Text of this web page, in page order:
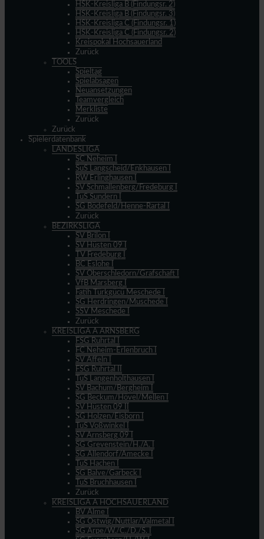
HSK-Kreisliga B (Findungsr. 2)
HSK-Kreisliga B (Findungsr. 3)
HSK-Kreisliga C (Findungsr. 1)
HSK-Kreisliga C (Findungsr. 2)
Kreispokal Hochsauerland
Zurück
TOOLS
Spieltag
Spielabsagen
Neuansetzungen
Teamvergleich
Merkliste
Zurück
Zurück
Spielerdatenbank
LANDESLIGA
SC Neheim I
SuS Langscheid/Enkhausen I
RW Erlinghausen I
SV Schmallenberg/Fredeburg I
TuS Sundern I
SG Bödefeld/Henne-Rartal I
Zurück
BEZIRKSLIGA
SV Brilon I
SV Hüsten 09 I
TV Fredeburg I
BC Eslohe I
SV Oberschledorn/Grafschaft I
VfB Marsberg I
Fatih Türkgücü Meschede I
SG Herdringen/Müschede I
SSV Meschede I
Zurück
KREISLIGA A ARNSBERG
FSG Ruhrtal I
FC Neheim-Erlenbruch I
SV Affeln I
FSG Ruhrtal II
TuS Langenholthausen I
SV Bachum/Bergheim I
SG Beckum/Hövel/Mellen I
SV Hüsten 09 II
SG Holzen/Eisborn I
TuS Voßwinkel I
SV Arnsberg 09 I
SG Grevenstein/H./A. I
SG Allendorf/Amecke I
TuS Hachen I
SG Balve/Garbeck I
TuS Bruchhausen I
Zurück
KREISLIGA A HOCHSAUERLAND
BV Alme I
SG Ostwig/Nuttlar/Valmetal I
SG Arpe/W./C./D./S. I